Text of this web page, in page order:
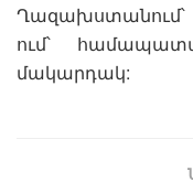
Ղազախստանում՝
ում՝
մակարդակ: